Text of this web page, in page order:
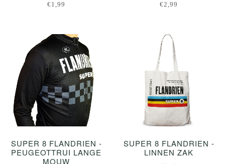
€1,99 €2,99
SUPER 8 FLANDRIEN -
PEUGEOTTRUI LANGE
MOUW
SUPER 8 FLANDRIEN -
LINNEN ZAK